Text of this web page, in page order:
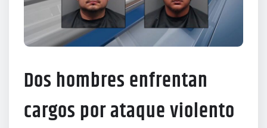
Dos hombres enfrentan
cargos por ataque violento